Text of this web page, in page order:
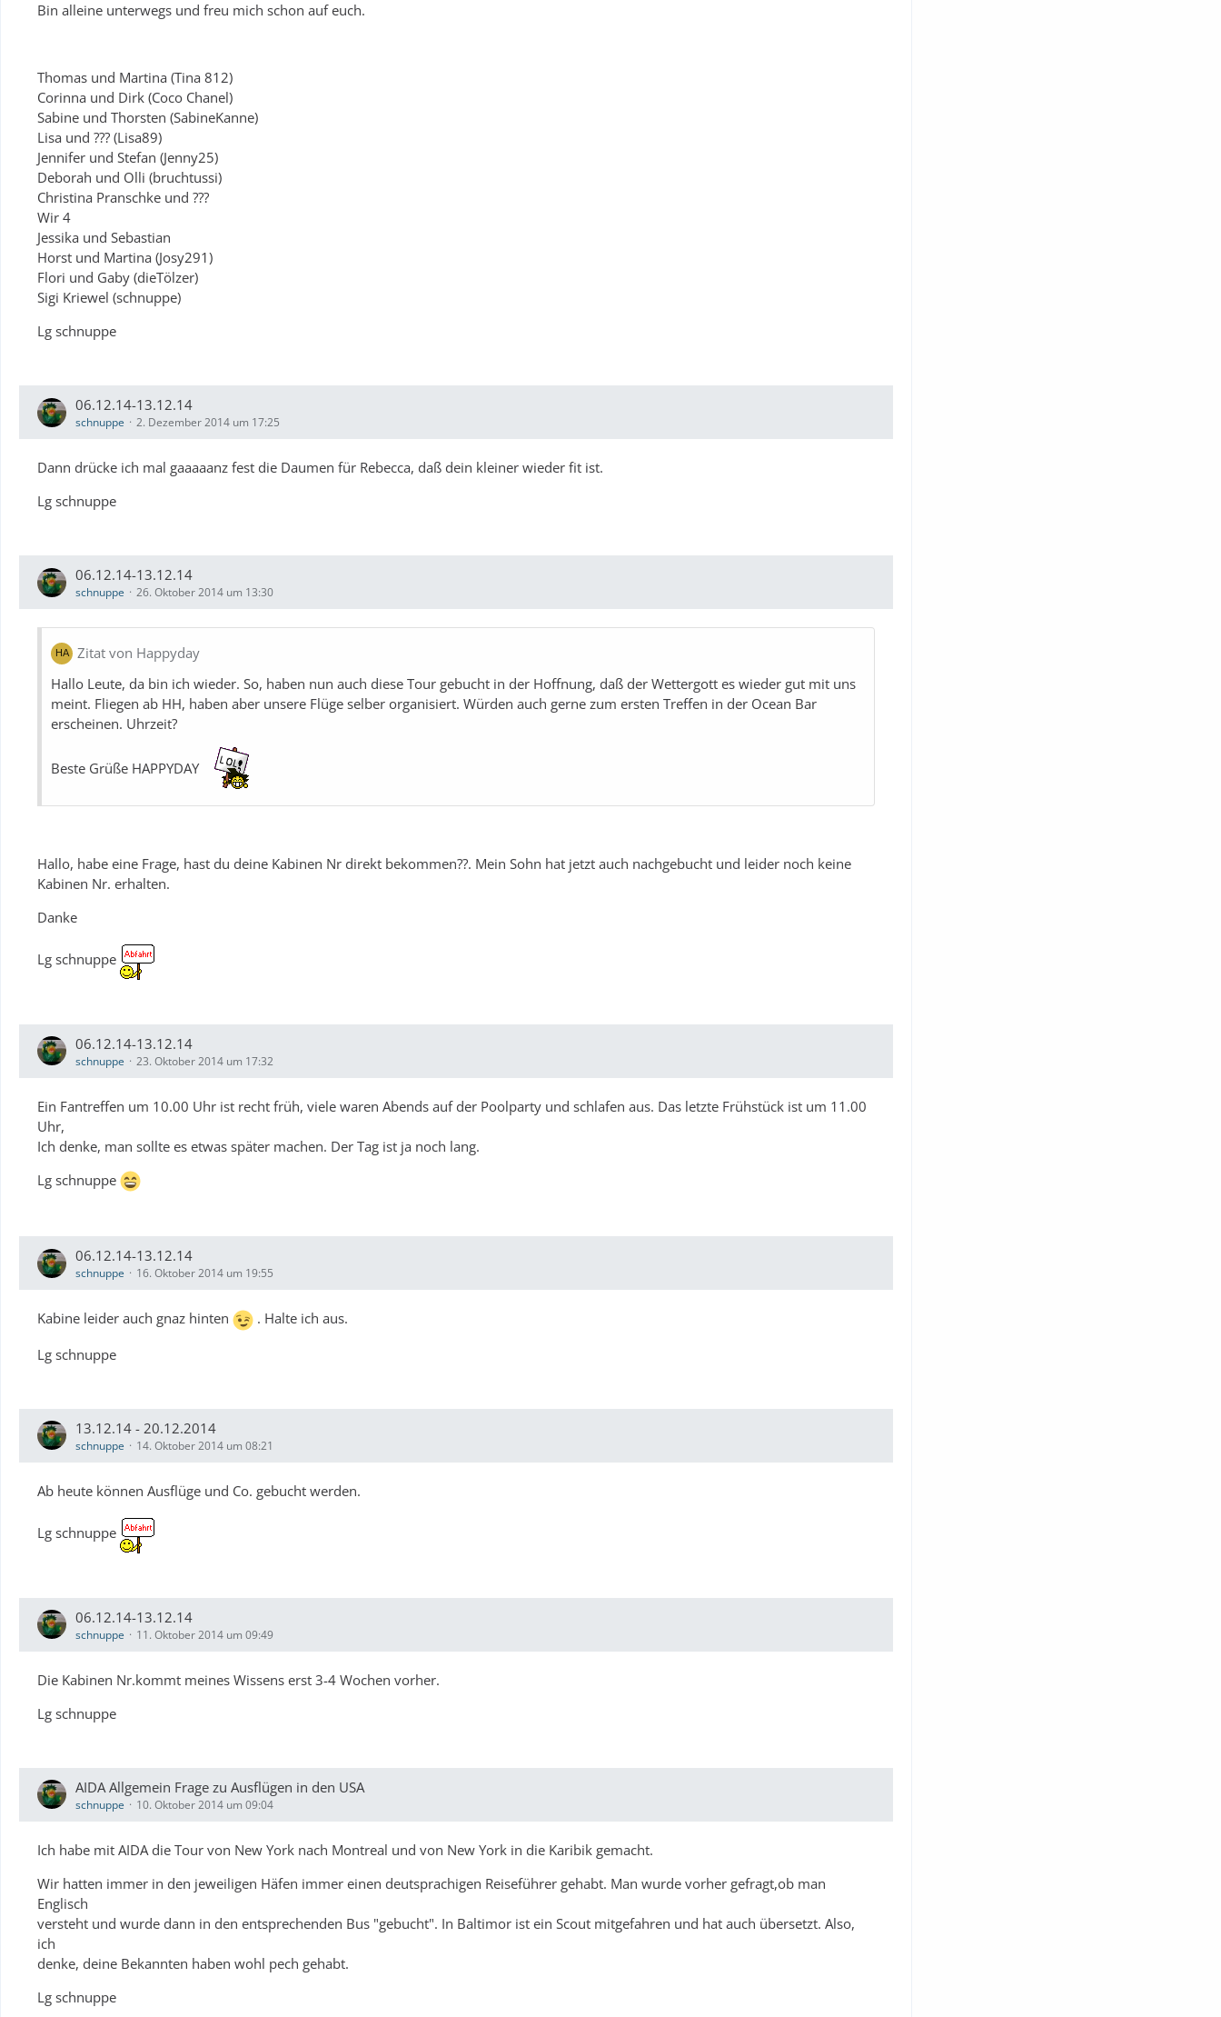
Bin alleine unterwegs und freu mich schon auf euch.
Thomas und Martina (Tina 812)
Corinna und Dirk (Coco Chanel)
Sabine und Thorsten (SabineKanne)
Lisa und ??? (Lisa89)
Jennifer und Stefan (Jenny25)
Deborah und Olli (bruchtussi)
Christina Pranschke und ???
Wir 4
Jessika und Sebastian
Horst und Martina (Josy291)
Flori und Gaby (dieTölzer)
Sigi Kriewel (schnuppe)
Lg schnuppe
06.12.14-13.12.14
schnuppe 2. Dezember 2014 um 17:25
Dann drücke ich mal gaaaaanz fest die Daumen für Rebecca, daß dein kleiner wieder fit ist.
Lg schnuppe
06.12.14-13.12.14
schnuppe 26. Oktober 2014 um 13:30
Zitat von Happyday
Hallo Leute, da bin ich wieder. So, haben nun auch diese Tour gebucht in der Hoffnung, daß der Wettergott es wieder gut mit uns
meint. Fliegen ab HH, haben aber unsere Flüge selber organisiert. Würden auch gerne zum ersten Treffen in der Ocean Bar
erscheinen. Uhrzeit?
Beste Grüße HAPPYDAY
Hallo, habe eine Frage, hast du deine Kabinen Nr direkt bekommen??. Mein Sohn hat jetzt auch nachgebucht und leider noch keine
Kabinen Nr. erhalten.
Danke
Lg schnuppe
06.12.14-13.12.14
schnuppe 23. Oktober 2014 um 17:32
Ein Fantreffen um 10.00 Uhr ist recht früh, viele waren Abends auf der Poolparty und schlafen aus. Das letzte Frühstück ist um 11.00
Uhr,
Ich denke, man sollte es etwas später machen. Der Tag ist ja noch lang.
Lg schnuppe
06.12.14-13.12.14
schnuppe 16. Oktober 2014 um 19:55
Kabine leider auch gnaz hinten
. Halte ich aus.
Lg schnuppe
13.12.14 - 20.12.2014
schnuppe 14. Oktober 2014 um 08:21
Ab heute können Ausflüge und Co. gebucht werden.
Lg schnuppe
06.12.14-13.12.14
schnuppe 11. Oktober 2014 um 09:49
Die Kabinen Nr.kommt meines Wissens erst 3-4 Wochen vorher.
Lg schnuppe
AIDA Allgemein Frage zu Ausflügen in den USA
schnuppe 10. Oktober 2014 um 09:04
Ich habe mit AIDA die Tour von New York nach Montreal und von New York in die Karibik gemacht.
Wir hatten immer in den jeweiligen Häfen immer einen deutsprachigen Reiseführer gehabt. Man wurde vorher gefragt,ob man
Englisch
versteht und wurde dann in den entsprechenden Bus "gebucht". In Baltimor ist ein Scout mitgefahren und hat auch übersetzt. Also,
ich
denke, deine Bekannten haben wohl pech gehabt.
Lg schnuppe